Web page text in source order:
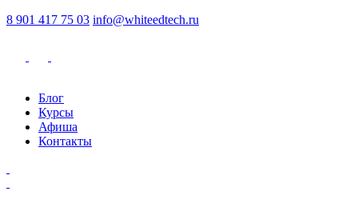
8 901 417 75 03 info@whiteedtech.ru
Блог
Курсы
Афиша
Контакты